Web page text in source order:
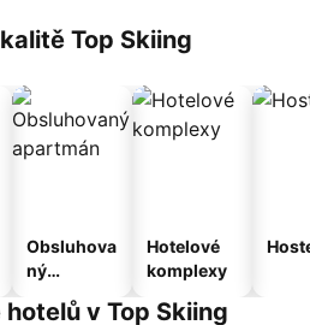
Top Skiing
Obsluhova
ný
Hotelové
komplexy
v Top Skiing